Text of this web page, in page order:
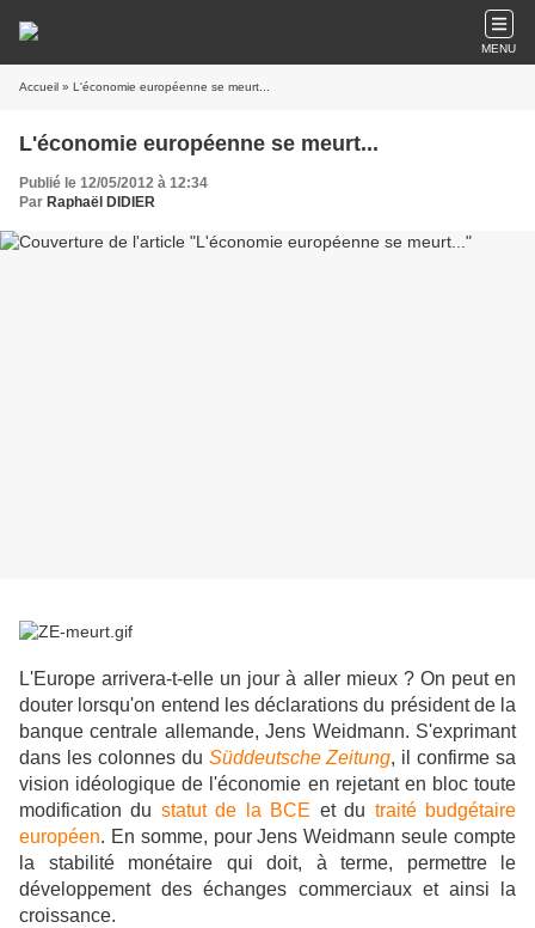
MENU
Accueil » L'économie européenne se meurt...
L'économie européenne se meurt...
Publié le 12/05/2012 à 12:34
Par Raphaël DIDIER
L'Europe arrivera-t-elle un jour à aller mieux ? On peut en
douter lorsqu'on entend les déclarations du président de la
banque centrale allemande, Jens Weidmann. S'exprimant
dans les colonnes du Süddeutsche Zeitung, il confirme sa
vision idéologique de l'économie en rejetant en bloc toute
modification du statut de la BCE et du traité budgétaire
européen. En somme, pour Jens Weidmann seule compte
la stabilité monétaire qui doit, à terme, permettre le
développement des échanges commerciaux et ainsi la
croissance.